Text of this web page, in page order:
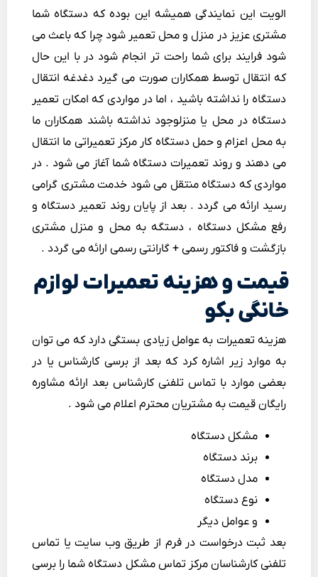
الویت این نمایندگی همیشه این بوده که دستگاه شما
مشتری عزیز در منزل و محل تعمیر شود چرا که باعث می
شود فرایند برای شما راحت تر انجام شود در با این حال
که انتقال توسط همکاران صورت می گیرد دغدغه انتقال
دستگاه را نداشته باشید ، اما در مواردی که امکان تعمیر
دستگاه در محل یا منزلوجود نداشته باشند همکاران ما
به محل اعزام و حمل دستگاه کار مرکز تعمیراتی ما انتقال
می دهند و روند تعمیرات دستگاه شما آغاز می شود . در
مواردی که دستگاه منتقل می شود خدمت مشتری گرامی
رسید ارائه می گردد . بعد از پایان روند تعمیر دستگاه و
رفع مشکل دستگاه ، دستگه به محل و منزل مشتری
بازگشت و فاکتور رسمی + گارانتی رسمی ارائه می گردد .
قیمت و هزینه تعمیرات لوازم
خانگی بکو
هزینه تعمیرات به عوامل زیادی بستگی دارد که می توان
به موارد زیر اشاره کرد که بعد از برسی کارشناس یا در
بعضی موارد با تماس تلفنی کارشناس بعد ارائه مشاوره
رایگان قیمت به مشتریان محترم اعلام می شود .
مشکل دستگاه
برند دستگاه
مدل دستگاه
نوع دستگاه
و عوامل دیگر
بعد ثبت درخواست در فرم از طریق وب سایت یا تماس
تلفنی کارشناسان مرکز تماس مشکل دستگاه شما را برسی